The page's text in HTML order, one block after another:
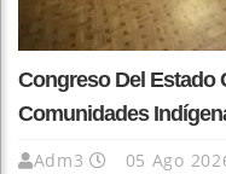
Congreso Del Estado
Comunidades
Adm3 05 Ago